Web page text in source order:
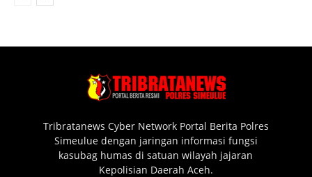
Tribratanews Cyber Network Portal Berita Polres
Simeulue dengan jaringan informasi fungsi
kasubag humas di satuan wilayah jajaran
Kepolisian Daerah Aceh.